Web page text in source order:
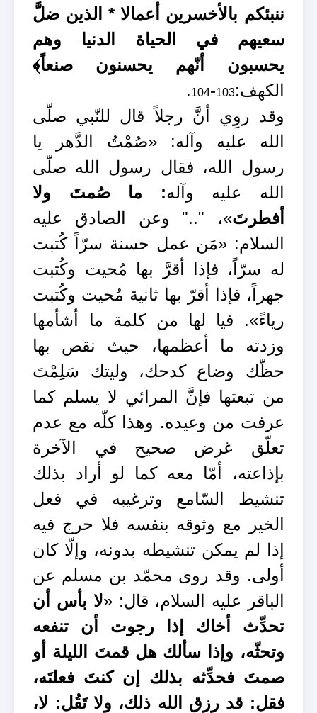
ننبئكم بالأخسرين أعمالا * الذين ضلَّ
سعيهم في الحياة الدنيا وهم
يحسبون أنّهم يحسنون صنعاً﴾
الكهف:103
-
104
.
وقد روِي أنَّ رجلاً قال للنّبي صلّى
الله عليه وآله: «صُمْتُ الدَّهر يا
رسول الله، فقال رسول الله صلّى
الله عليه وآله: ما صُمتَ ولا
أفطرتَ»، ".." وعن الصادق عليه
السلام: «مَن عمل حسنة سرّاً كُتبت
له سرّاً، فإذا أقرَّ بها مُحيت وكُتبت
جهراً، فإذا أقرّ بها ثانية مُحيت وكُتبت
رياءً». فيا لها من كلمة ما أشأمها
وزدته ما أعظمها، حيث نقص بها
حظّك وضاع كدحك، وليتك سَلِمْتَ
من تبعتها فإنَّ المرائي لا يسلم كما
عرفت من وعيده. وهذا كلّه مع عدم
تعلّق غرض صحيح في الآخرة
بإذاعته، أمّا معه كما لو أراد بذلك
تنشيط السّامع وترغيبه في فعل
الخير مع وثوقه بنفسه فلا حرج فيه
إذا لم يمكن تنشيطه بدونه، وإلّا كان
أولى. وقد روى محمّد بن مسلم عن
الباقر عليه السلام، قال: «لا بأس أن
تحدِّث أخاك إذا رجوت أن تنفعه
وتحثّه، وإذا سألك هل قمتَ الليلة أو
صمتَ فحدِّثه بذلك إن كنتَ فعلتَه،
فقل: قد رزق الله ذلك، ولا تَقُل: لا،